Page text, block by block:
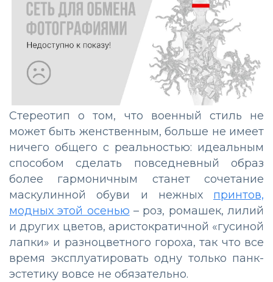
Стереотип о том, что военный стиль не
может быть женственным, больше не имеет
ничего общего с реальностью: идеальным
способом сделать повседневный образ
более гармоничным станет сочетание
маскулинной обуви и нежных принтов,
модных этой осенью – роз, ромашек, лилий
и других цветов, аристократичной «гусиной
лапки» и разноцветного гороха, так что все
время эксплуатировать одну только панк-
эстетику вовсе не обязательно.